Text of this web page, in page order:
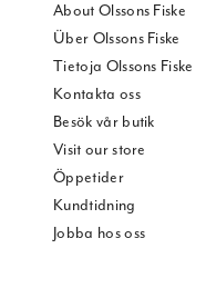
About Olssons Fiske
Über Olssons Fiske
Tietoja Olssons Fiske
Kontakta oss
Besök vår butik
Visit our store
Öppetider
Kundtidning
Jobba hos oss